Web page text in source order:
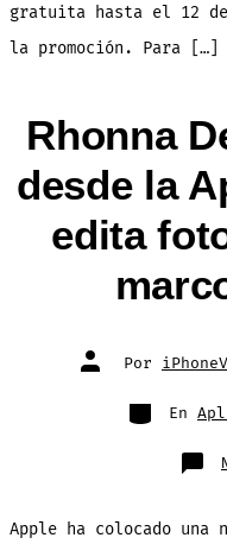
gratuita hasta el 12
la promoción. Para […]
Rhonna
desde la
edita
Autor
de Por
Categorías
En
Apple ha colocado una